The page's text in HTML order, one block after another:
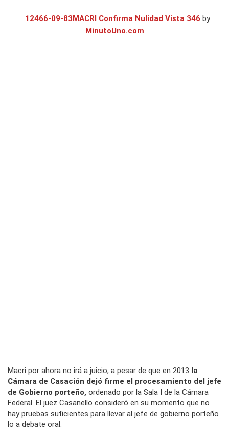
12466-09-83MACRI Confirma Nulidad Vista 346 by
MinutoUno.com
Macri por ahora no irá a juicio, a pesar de que en 2013 la
Cámara de Casación dejó firme el procesamiento del jefe
de Gobierno porteño, ordenado por la Sala I de la Cámara
Federal. El juez Casanello consideró en su momento que no
hay pruebas suficientes para llevar al jefe de gobierno porteño
lo a debate oral.